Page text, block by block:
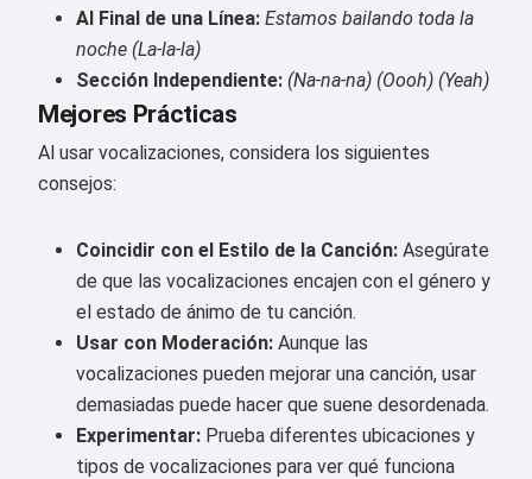
Al Final de una Línea: Estamos bailando toda la
noche (La-la-la)
Sección Independiente: (Na-na-na) (Oooh) (Yeah)
Mejores Prácticas
Al usar vocalizaciones, considera los siguientes
consejos:
Coincidir con el Estilo de la Canción: Asegúrate
de que las vocalizaciones encajen con el género y
el estado de ánimo de tu canción.
Usar con Moderación: Aunque las
vocalizaciones pueden mejorar una canción, usar
demasiadas puede hacer que suene desordenada.
Experimentar: Prueba diferentes ubicaciones y
tipos de vocalizaciones para ver qué funciona
Pruébalo gratis